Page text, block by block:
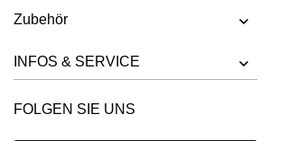
TISCH FORTE 3 B7X7
TISCH FORTE 4 B9X9
Zubehör
INFOS & SERVICE
FOLGEN SIE UNS